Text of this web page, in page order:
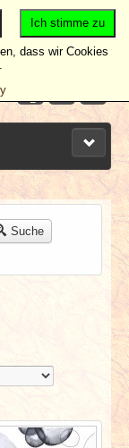
Suche
Ich stimme zu
dass wir Cookies